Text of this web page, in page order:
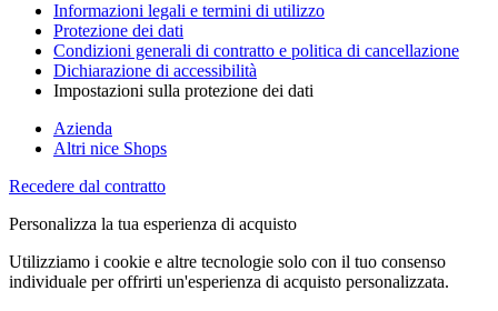
Informazioni legali e termini di utilizzo
Protezione dei dati
Condizioni generali di contratto e politica di cancellazione
Dichiarazione di accessibilità
Impostazioni sulla protezione dei dati
Azienda
Altri nice Shops
Recedere dal contratto
Personalizza la tua esperienza di acquisto
Utilizziamo i cookie e altre tecnologie solo con il tuo consenso
individuale per offrirti un'esperienza di acquisto personalizzata.